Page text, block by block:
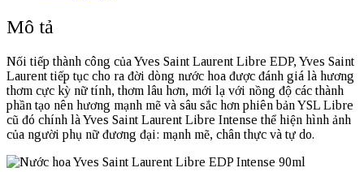
Mô tả
Nối tiếp thành công của Yves Saint Laurent Libre EDP, Yves Saint
Laurent tiếp tục cho ra đời dòng nước hoa được đánh giá là hương
thơm cực kỳ nữ tính, thơm lâu hơn, mới lạ với nồng độ các thành
phần tạo nên hương mạnh mẽ và sâu sắc hơn phiên bản YSL Libre
cũ đó chính là Yves Saint Laurent Libre Intense thể hiện hình ảnh
của người phụ nữ đương đại: mạnh mẽ, chân thực và tự do.